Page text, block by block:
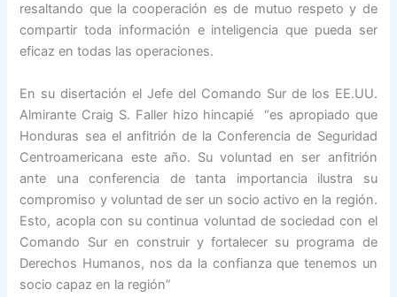
resaltando que la cooperación es de mutuo respeto y de
compartir toda información e inteligencia que pueda ser
eficaz en todas las operaciones.
​En su disertación el Jefe del Comando Sur de los EE.UU.
Almirante Craig S. Faller hizo hincapié “es apropiado que
Honduras sea el anfitrión de la Conferencia de Seguridad
Centroamericana este año. Su voluntad en ser anfitrión
ante una conferencia de tanta importancia ilustra su
compromiso y voluntad de ser un socio activo en la región.
Esto, acopla con su continua voluntad de sociedad con el
Comando Sur en construir y fortalecer su programa de
Derechos Humanos, nos da la confianza que tenemos un
socio capaz en la región”